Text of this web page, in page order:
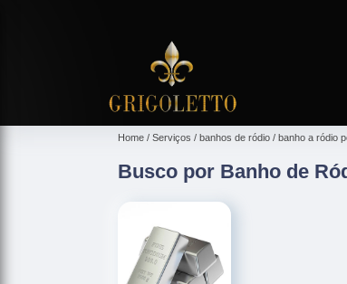
Home Serviços banhos de ródio banho a ródio
Busco por Banho de